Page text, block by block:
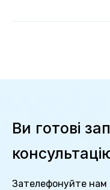
Ви готові
Зателефонуйте нам